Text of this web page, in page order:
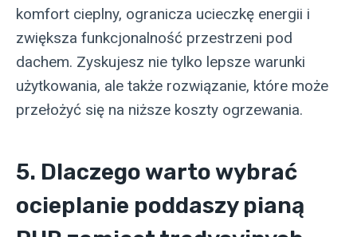
komfort cieplny, ogranicza ucieczkę energii i
zwiększa funkcjonalność przestrzeni pod
dachem. Zyskujesz nie tylko lepsze warunki
użytkowania, ale także rozwiązanie, które może
przełożyć się na niższe koszty ogrzewania.
5. Dlaczego warto wybrać
ocieplanie poddaszy pianą